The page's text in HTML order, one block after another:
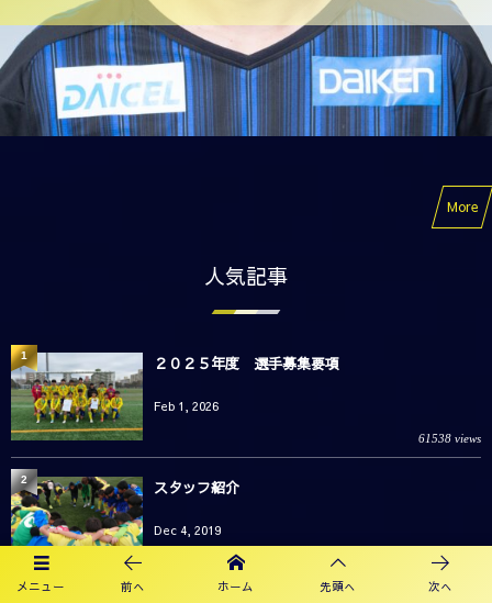
More
人気記事
２０２５年度 選手募集要項
Feb 1, 2026
61538 views
1
スタッフ紹介
Dec 4, 2019
42909 views
2
メニュー 前へ ホーム 先頭へ 次へ